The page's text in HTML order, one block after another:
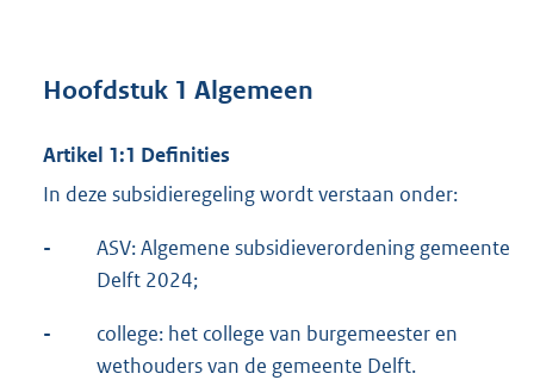
Hoofdstuk 1 Algemeen
Artikel 1:1 Definities
In deze subsidieregeling wordt verstaan onder:
-
ASV: Algemene subsidieverordening gemeente
Delft 2024;
-
college: het college van burgemeester en
wethouders van de gemeente Delft.